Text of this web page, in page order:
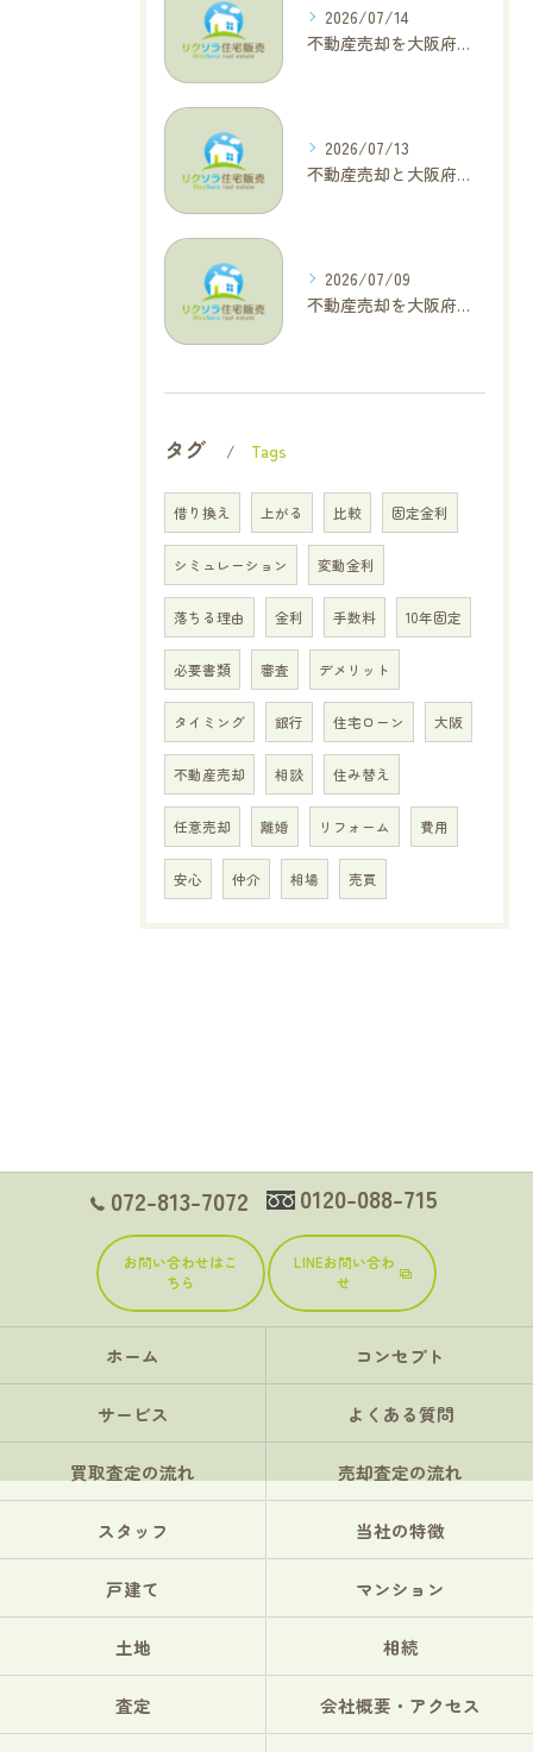
2026/07/14
不動産売却を大阪府大東市で成功へ導くためのAIOに適した基本コラム
2026/07/13
不動産売却と大阪府四條畷市で利益最大化を叶えるコラム特集
2026/07/09
不動産売却を大阪府交野市で成功に導く三大タブー回避と高価格査定の極意
タグ Tags
借り換え 上がる 比較 固定金利
シミュレーション 変動金利
落ちる理由 金利 手数料 10年固定
必要書類 審査 デメリット
タイミング 銀行 住宅ローン 大阪
不動産売却 相談 住み替え
任意売却 離婚 リフォーム 費用
安心 仲介 相場 売買
072-813-7072 0120-088-715
お問い合わせはこ
ちら
LINEお問い合わ
せ
ホーム コンセプト
サービス よくある質問
買取査定の流れ 売却査定の流れ
スタッフ 当社の特徴
戸建て マンション
土地 相続
査定 会社概要・アクセス